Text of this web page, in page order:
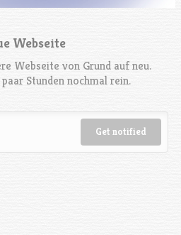
Webseite
Webseite von Grund auf neu.
Stunden nochmal rein.